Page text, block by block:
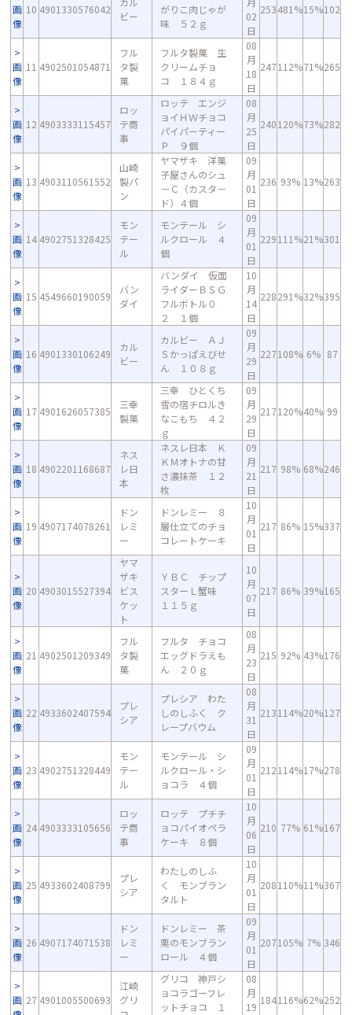
画
像
10 4901330576042
ビー
がりこ肉じゃが
味 ５２ｇ
02
日
253481%15%102
画
像
11 4902501054871
フル
タ製
菓
フルタ製菓 生
クリームチョ
コ １８４ｇ
08
月
18
日
247112%71%265
画
像
12 4903333115457
ロッ
テ商
事
ロッテ エンジ
ョイＨＷチョコ
パイパーティー
Ｐ ９個
08
月
25
日
240120%73%282
画
像
13 4903110561552
山崎
製パ
ン
ヤマザキ 洋菓
子屋さんのシュ
－Ｃ（カスタ－
ド）４個
09
月
01
日
236 93% 13%263
画
像
14 4902751328425
モン
テー
ル
モンテール シ
ルクロール ４
個
09
月
01
日
229111%21%301
画
像
15 4549660190059
バン
ダイ
バンダイ 仮面
ライダーＢＳＧ
フルボトル０
２ １個
10
月
14
日
228291%32%395
画
像
16 4901330106249
カル
ビー
カルビー ＡＪ
Ｓかっぱえびせ
ん １０８ｇ
09
月
29
日
227108% 6% 87
画
像
17 4901626057385
三幸
製菓
三幸 ひとくち
雪の宿チロルき
なこもち ４２
ｇ
09
月
29
日
217120%40% 99
画
像
18 4902201168687
ネス
レ日
本
ネスレ日本 Ｋ
ＫＭオトナの甘
さ濃抹茶 １２
枚
09
月
21
日
217 98% 68%246
画
像
19 4907174078261
ドン
レミ
ー
ドンレミー ８
層仕立てのチョ
コレートケーキ
10
月
01
日
217 86% 15%337
画
像
20 4903015527394
ヤマ
ザキ
ビス
ケッ
ト
ＹＢＣ チップ
スターＬ蟹味
１１５ｇ
10
月
07
日
217 86% 39%165
画
像
21 4902501209349
フル
タ製
菓
フルタ チョコ
エッグドラえも
ん ２０ｇ
08
月
23
日
215 92% 43%176
画
像
22 4933602407594
プレ
シア
プレシア わた
しのしふく ク
レープバウム
08
月
31
日
213114%20%127
画
像
23 4902751328449
モン
テー
ル
モンテール シ
ルクロール・シ
ョコラ ４個
09
月
01
日
212114%17%278
画
像
24 4903333105656
ロッ
テ商
事
ロッテ プチチ
ョコパイオペラ
ケーキ ８個
10
月
06
日
210 77% 61%167
画
像
25 4933602408799
プレ
シア
わたしのしふ
く モンブラン
タルト
10
月
01
日
208110%11%367
画
像
26 4907174071538
ドン
レミ
ー
ドンレミー 茶
栗のモンブラン
ロール ４個
09
月
01
日
207105% 7% 346
画 27 4901005500693
江崎
グリ
グリコ 神戸シ
ョコラゴーフレ
ットチョコ １
08
月
19
184116%62%252